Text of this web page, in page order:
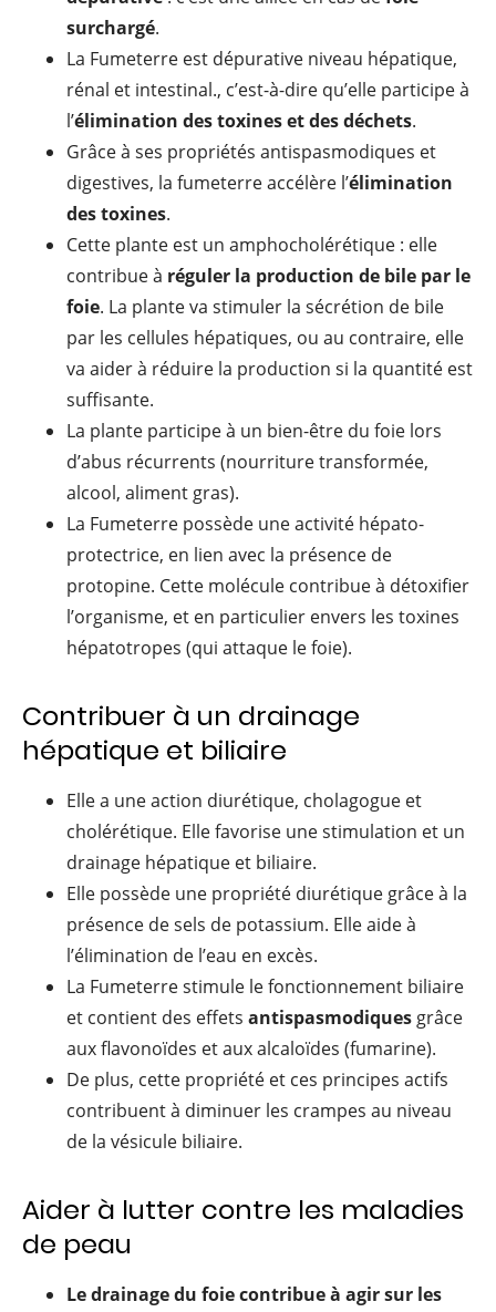
surchargé.
La Fumeterre est dépurative niveau hépatique,
rénal et intestinal., c’est-à-dire qu’elle participe à
l’élimination des toxines et des déchets.
Grâce à ses propriétés antispasmodiques et
digestives, la fumeterre accélère l’élimination
des toxines.
Cette plante est un amphocholérétique : elle
contribue à réguler la production de bile par le
foie. La plante va stimuler la sécrétion de bile
par les cellules hépatiques, ou au contraire, elle
va aider à réduire la production si la quantité est
suffisante.
La plante participe à un bien-être du foie lors
d’abus récurrents (nourriture transformée,
alcool, aliment gras).
La Fumeterre possède une activité hépato-
protectrice, en lien avec la présence de
protopine. Cette molécule contribue à détoxifier
l’organisme, et en particulier envers les toxines
hépatotropes (qui attaque le foie).
Contribuer à un drainage
hépatique et biliaire
Elle a une action diurétique, cholagogue et
cholérétique. Elle favorise une stimulation et un
drainage hépatique et biliaire.
Elle possède une propriété diurétique grâce à la
présence de sels de potassium. Elle aide à
l’élimination de l’eau en excès.
La Fumeterre stimule le fonctionnement biliaire
et contient des effets antispasmodiques grâce
aux flavonoïdes et aux alcaloïdes (fumarine).
De plus, cette propriété et ces principes actifs
contribuent à diminuer les crampes au niveau
de la vésicule biliaire.
Aider à lutter contre les maladies
de peau
Le drainage du foie contribue à agir sur les